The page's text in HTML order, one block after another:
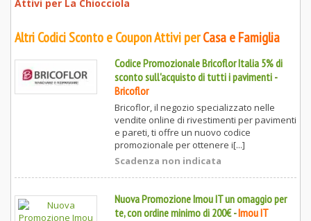
Attivi per La Chiocciola
Altri Codici Sconto e Coupon Attivi perCasa e Famiglia
Codice Promozionale Bricoflor Italia 5% di
sconto sull'acquisto di tutti i pavimenti -
Bricoflor
Bricoflor, il negozio specializzato nelle
vendite online di rivestimenti per pavimenti
e pareti, ti offre un nuovo codice
promozionale per ottenere i[...]
Scadenza non indicata
Nuova Promozione Imou IT un omaggio per
te, con ordine minimo di 200€-Imou IT